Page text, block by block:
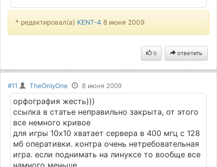
* редактировал(а) KENT-4 8 июня 2009
0 ответить
#11 TheOnlyOne 8 июня 2009
орфография жесть)))
ссылка в статье неправильно закрыта, от этого
все немного кривое
для игры 10х10 хватает сервера в 400 мгц с 128
мб оперативки. контра очень нетребовательная
игра. если поднимать на линуксе то вообще все
намного меньше.